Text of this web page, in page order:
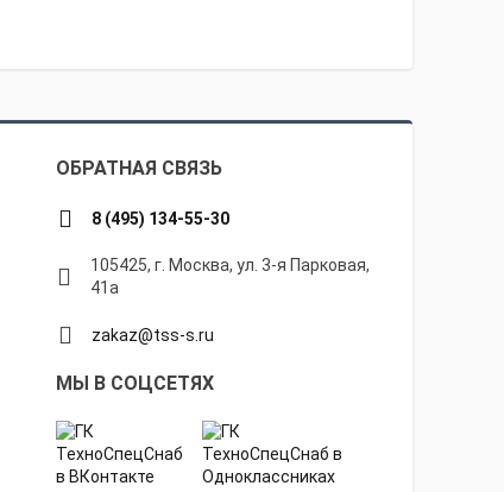
ОБРАТНАЯ СВЯЗЬ
8 (495) 134-55-30
105425, г. Москва, ул. 3-я Парковая,
41а
zakaz@tss-s.ru
МЫ В СОЦСЕТЯХ